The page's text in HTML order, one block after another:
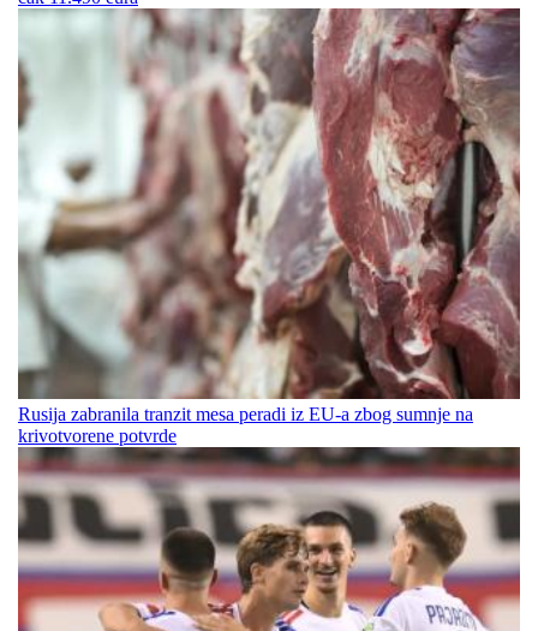
Rusija zabranila tranzit mesa peradi iz EU-a zbog sumnje na
krivotvorene potvrde